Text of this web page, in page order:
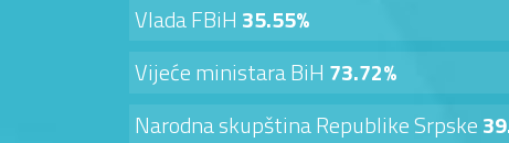
Vlada FBiH 35.55%
Vijeće ministara BiH 73.72%
Narodna skupština Republike Srpske